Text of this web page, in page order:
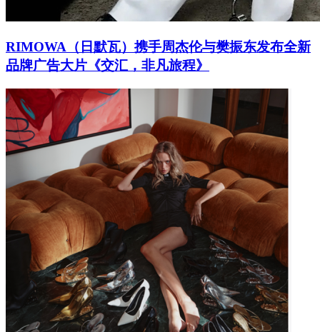
RIMOWA（日默瓦）携手周杰伦与樊振东发布全新
品牌广告大片《交汇，非凡旅程》